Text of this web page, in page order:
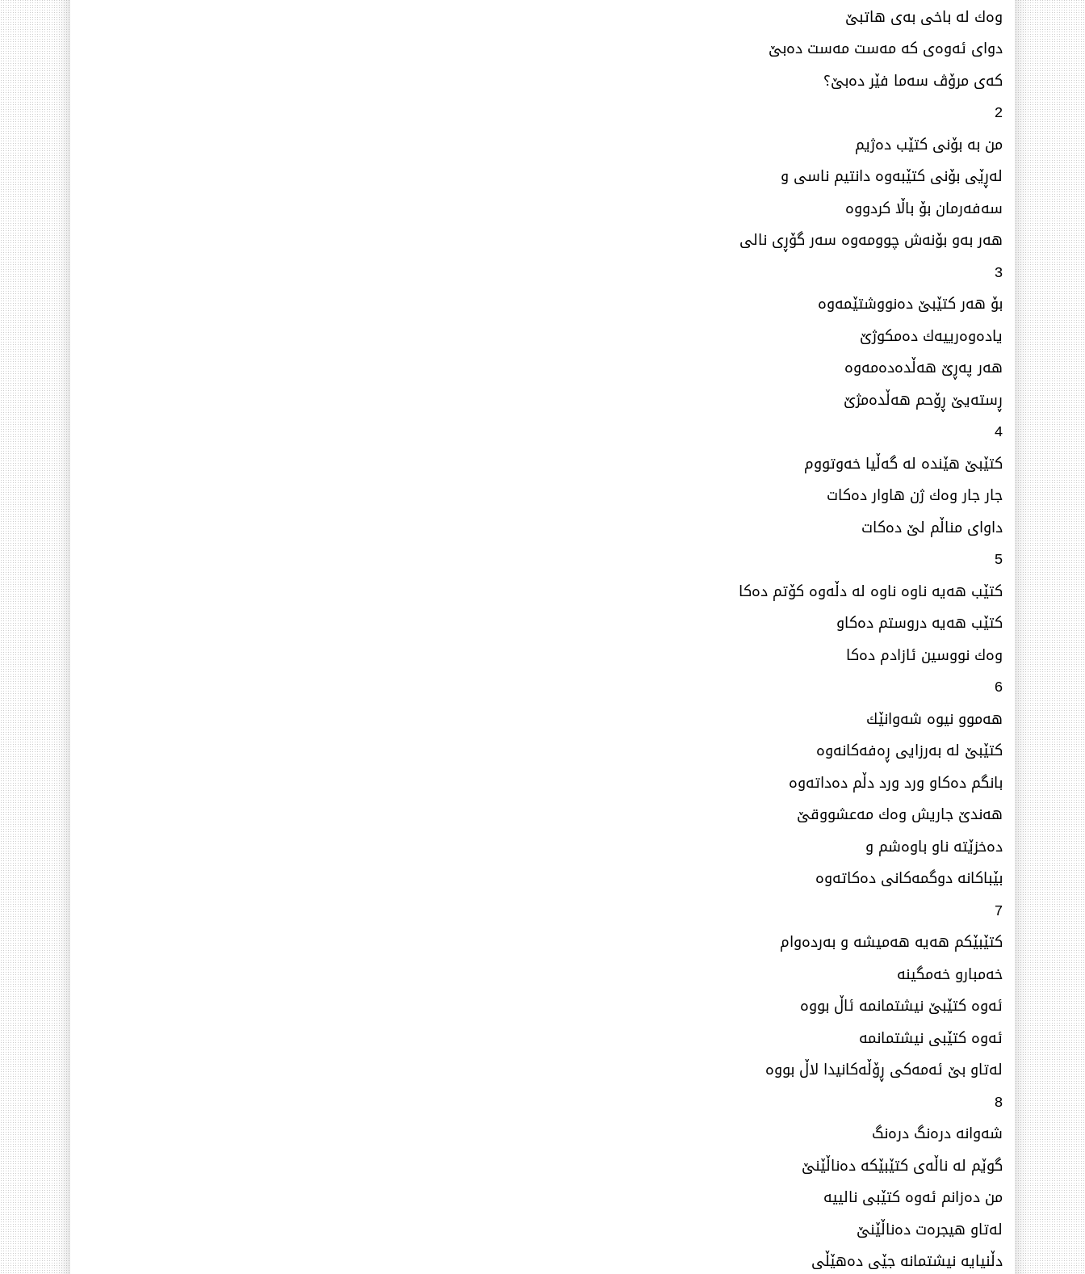
وەك لە باخی بەی هاتبێ‌
دوای ئەوەی كە مەست مەست دەبێ
كەی مرۆڤ سەما فێر دەبێ؟
2
من بە بۆنی كتێب دەژیم
لەڕێی بۆنی كتێبەوە دانتیم ناسی و
سەفەرمان بۆ باڵا كردووە
هەر بەو بۆنەش چوومەوە سەر گۆڕی نالی
3
بۆ هەر كتێبێ‌ دەنووشتێمەوە
یادەوەرییەك دەمكوژێ‌
هەر پەڕێ‌ هەڵدەدەمەوە
ڕستەیێ‌ ڕۆحم هەڵدەمژێ‌
4
كتێبێ‌ هێندە لە گەڵیا خەوتووم
جار جار وەك ژن هاوار دەكات
داوای مناڵم لێ دەكات
5
كتێب هەیە ناوە ناوە لە دڵەوە كۆتم دەكا
كتێب هەیە دروستم دەكاو
وەك نووسین ئازادم دەكا
6
هەموو نیوە شەوانێك
كتێبێ‌ لە بەرزایی ڕەفەكانەوە
بانگم دەكاو ورد ورد دڵم دەداتەوە
هەندێ‌ جاریش وەك مه‌عشووقێ‌
دەخزێتە ناو باوەشم و
بێباكانە دوگمەكانی دەكاتەوە
7
كتێبێكم هەیە هەمیشە و بەردەوام
خەمبارو خەمگینە
ئەوە كتێبێ‌ نیشتمانمە ئاڵ بووە
ئەوە كتێبی نیشتمانمە
لەتاو بێ‌ ئەمەكی ڕۆڵەكانیدا لاڵ بووە
8
شەوانە درەنگ درەنگ
گوێم لە ناڵەی كتێبێكە دەناڵێنێ‌
من دەزانم ئەوە كتێبی نالییە
لەتاو هیجرەت دەناڵێنێ‌
دڵنیایە نیشتمانە جێی دەهێڵی